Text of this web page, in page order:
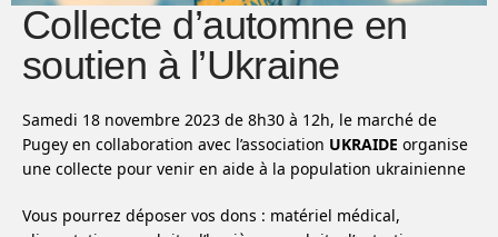
Collecte d’automne en
soutien à l’Ukraine
Samedi 18 novembre 2023 de 8h30 à 12h, le marché de
Pugey en collaboration avec l’association UKRAIDE organise
une collecte pour venir en aide à la population ukrainienne
Vous pourrez déposer vos dons : matériel médical,